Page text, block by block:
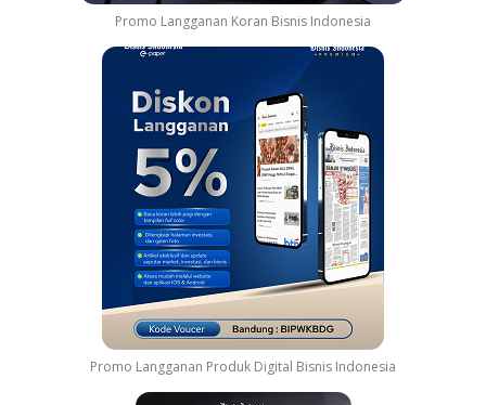
Promo Langganan Koran Bisnis Indonesia
Promo Langganan Produk Digital Bisnis Indonesia